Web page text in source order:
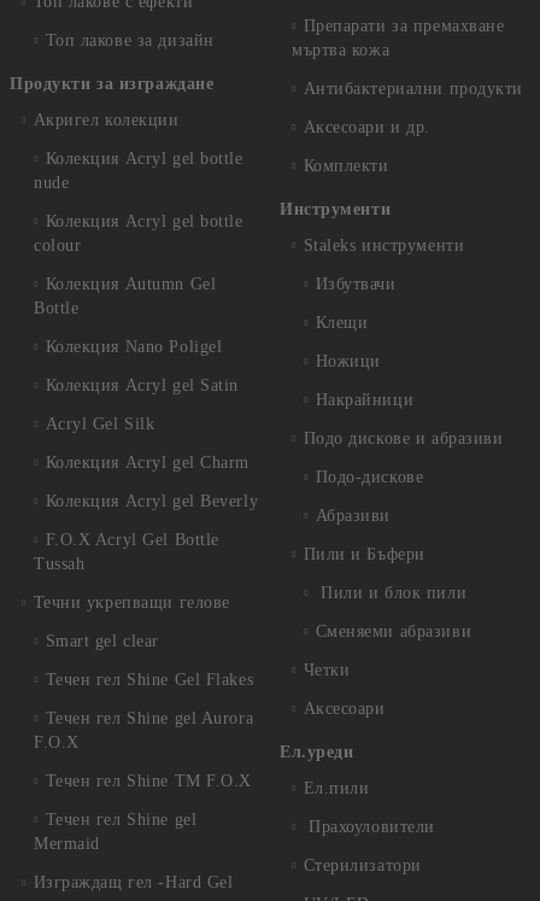
Топ лакове за дизайн
Продукти за изграждане
Акригел колекции
Колекция Acryl gel bottle
nude
Колекция Acryl gel bottle
colour
Колекция Autumn Gel
Bottle
Колекция Nano Poligel
Колекция Acryl gel Satin
Acryl Gel Silk
Колекция Acryl gel Charm
Колекция Acryl gel Beverly
F.O.X Acryl Gel Bottle
Tussah
Течни укрепващи гелове
Smart gel clear
Течен гел Shine Gel Flakes
Течен гел Shine gel Aurora
F.O.X
Течен гел Shine TM F.O.X
Течен гел Shine gel
Mermaid
Изграждащ гел -Hard Gel
Препарати за премахване
мъртва кожа
Антибактериални продукти
Аксесоари и др.
Комплекти
Инструменти
Staleks инструменти
Избутвачи
Клещи
Ножици
Накрайници
Подо дискове и абразиви
Подо-дискове
Абразиви
Пили и Бъфери
Пили и блок пили
Сменяеми абразиви
Четки
Аксесоари
Ел.уреди
Ел.пили
Прахоуловители
Стерилизатори